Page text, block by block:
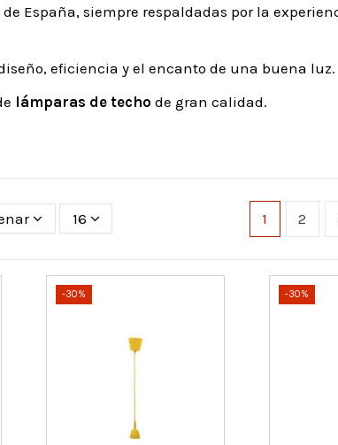
España, siempre respaldadas por la
eficiencia y el encanto de una buena luz.
lámparas de techo de gran calidad.
16 1 2
-30% -30%